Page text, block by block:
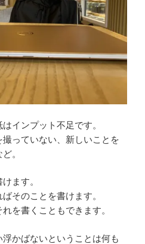
インプット不足です。
っていない、新しいことを
。
ます。
そのことを書けます。
を書くこともできます。
かばないということは何も